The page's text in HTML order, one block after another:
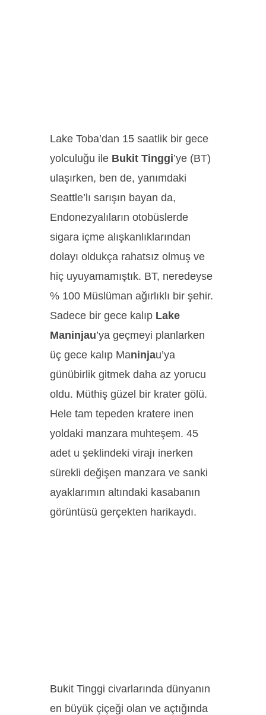
Lake Toba’dan 15 saatlik bir gece
yolculuğu ile Bukit Tinggi’ye (BT)
ulaşırken, ben de, yanımdaki
Seattle’lı sarışın bayan da,
Endonezyalıların otobüslerde
sigara içme alışkanlıklarından
dolayı oldukça rahatsız olmuş ve
hiç uyuyamamıştık. BT, neredeyse
% 100 Müslüman ağırlıklı bir şehir.
Sadece bir gece kalıp Lake
Maninjau’ya geçmeyi planlarken
üç gece kalıp Maninjau’ya
günübirlik gitmek daha az yorucu
oldu. Müthiş güzel bir krater gölü.
Hele tam tepeden kratere inen
yoldaki manzara muhteşem. 45
adet u şeklindeki virajı inerken
sürekli değişen manzara ve sanki
ayaklarımın altındaki kasabanın
görüntüsü gerçekten harikaydı.
Bukit Tinggi civarlarında dünyanın
en büyük çiçeği olan ve açtığında